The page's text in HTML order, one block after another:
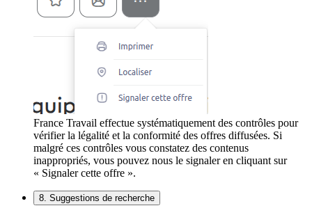
France Travail effectue systématiquement des contrôles pour
vérifier la légalité et la conformité des offres diffusées. Si
malgré ces contrôles vous constatez des contenus
inappropriés, vous pouvez nous le signaler en cliquant sur
« Signaler cette offre ».
8. Suggestions de recherche